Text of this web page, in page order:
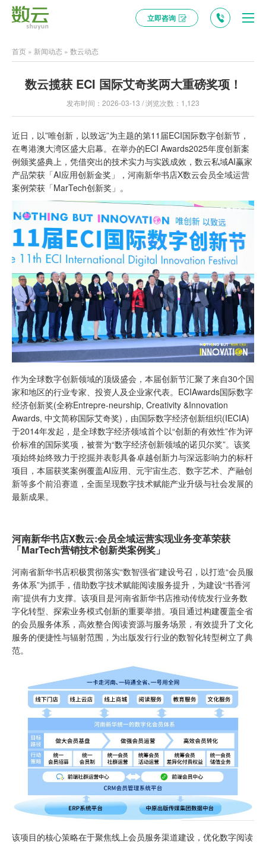
立即咨询
首页 » 新闻动态 » 数云动态
数云揽获 ECI 国际艾奇奖两大重磅奖项！
发布时间：2026-03-13 / 浏览次数：1,123
近日，以”唯创新，以致远”为主题的第11届ECI国际数字创新节，
在粤港澳大湾区盛大启幕。在举办的ECI Awards2025年度创新案
例颁奖盛典上，凭借突出的技术实力与实践成效，数云私域AI赢家
产品荣获「AI应用创新金奖」，河南新华书店X数云会员全域运营
案例荣获「MarTech创新奖」。
作为全球数字创新领域的顶级盛会，本届创新节汇聚了来自30个国
家和地区的行业专家、投资人及企业家代表。ECIAwards国际数字
经济创新奖(全称Entrepre-neurship, Creativity &Innovation
Awards, 中文简称国际艾奇奖)，由国际数字经济创新组织(IECIA)
于2014年发起，是全球数字经济领域首个以“创新的有效性”作为评
价标准的国际奖项，被誉为“数字经济创新领域的诺贝尔奖”。该奖
项始终始终致力于挖掘并表彰具备卓越创新力与深远影响力的标杆
项目，本届获奖案例覆盖AI应用、元宇宙生态、数字艺术、产融创
新等多个前沿赛道，全面呈现数字技术赋能产业升级与社会发展的
最新成果。
河南新华书店X数云:会员全域运营实现业务变革荣获
「MarTech营销技术创新类案例奖」
河南省新华书店积极贯彻落实“数智强省”建设号召，以打造“会员服
务体系”为抓手，借助数字技术赋能阅读服务提升，为建设“书香河
南”提供有力支撑。该项目是河南省新华书店推动传统发行业务数
字化转型、探索业务模式创新的重要举措。项目通过构建覆盖全省
的会员服务体系，高效整合阅读资源与服务场景，有效提升了文化
服务的便捷性与辐射范围，为出版发行行业的数智化转型树立了典
范。
该项目的核心策略在于聚焦线上会员服务渠道建设，优化数字阅读